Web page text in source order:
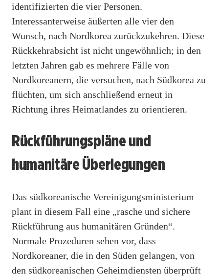
identifizierten die vier Personen.
Interessanterweise äußerten alle vier den
Wunsch, nach Nordkorea zurückzukehren. Diese
Rückkehrabsicht ist nicht ungewöhnlich; in den
letzten Jahren gab es mehrere Fälle von
Nordkoreanern, die versuchen, nach Südkorea zu
flüchten, um sich anschließend erneut in
Richtung ihres Heimatlandes zu orientieren.
Rückführungspläne und
humanitäre Überlegungen
Das südkoreanische Vereinigungsministerium
plant in diesem Fall eine „rasche und sichere
Rückführung aus humanitären Gründen“.
Normale Prozeduren sehen vor, dass
Nordkoreaner, die in den Süden gelangen, von
den südkoreanischen Geheimdiensten überprüft